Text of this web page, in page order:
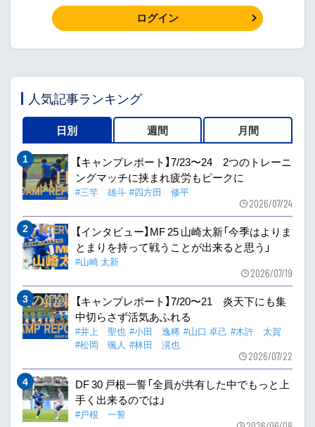
ログイン
人気記事ランキング
日別 週間 月間
【キャンプレポート】7/23〜24 2つのトレーニ
ングマッチに挟まれ疲労もピークに
#三竿 雄斗 #四方田 修平
2026/07/24
【インタビュー】MF 25 山崎太新「今季はよりま
とまりを持って戦うことが出来ると思う」
#山崎 太新
2026/07/19
【キャンプレポート】7/20〜21 炎天下にも集
中切らさず活気あふれる
#井上 聖也 #小田 逸稀 #山口 卓己 #木許 太賀
#松岡 颯人 #林田 滉也
2026/07/22
DF 30 戸根一誓「全員が共有した中でもっと上
手く出来るのでは」
#戸根 一誓